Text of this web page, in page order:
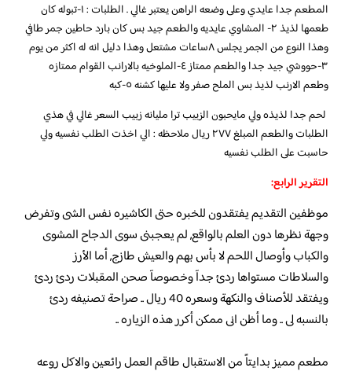
المطعم جدا عايدي وعلى وضعه الراهن يعتبر غالي . الطلبات : ١-تبوله كان
طعمها لذيذ ٢- المشاوي عايديه والطعم جيد بس كان بارد حاطين جمر طافي
وهذا النوع من الجمر يجلس ٨ساعات مشتعل وهذا دليل انه له اكثر من يوم
٣-حووشي جيد جدا والطعم ممتاز ٤-الملوخيه بالارانب القوام ممتازه
وطعم الارنب لذيذ بس الملح صفر ولا عليها كشنه ٥-كبه
لحم جدا لذيذه ولي مايحبون الزبيب ترا مليانه زبيب السعر غالي في هذي
الطلبات والطعم المبلغ ٢٧٧ ريال ملاحظه : الي اخذت الطلب نفسيه ولي
حاسبت على الطلب نفسيه
التقرير الرابع:
موظفين التقديم يفتقدون للخبره حتى الكاشيره نفس الشى وتفرض
وجهة نظرها دون العلم بالواقع, لم يعجبنى سوى الدجاح المشوى
والكباب وأوصال اللحم لا بأس بهم والعيش طازج, أما الأرز
والسلاطات مستواها ردئ جدآ وخصوصآ صحن المقبلات ردئ ردئ
ويفتقد للأصناف والنكهة وسعره 40 ريال .. صراحة تصنيفه ردئ
بالنسبه لى .. وما أظن انى ممكن أكرر هذه الزياره ..
مطعم مميز بدايتاً من الاستقبال طاقم العمل رائعين والاكل روعه